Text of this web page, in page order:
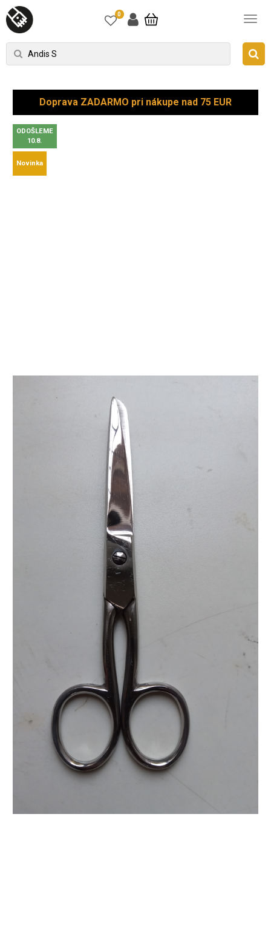
0
Doprava ZADARMO pri nákupe nad 75 EUR
ODOŠLEME
10.8.
Novinka